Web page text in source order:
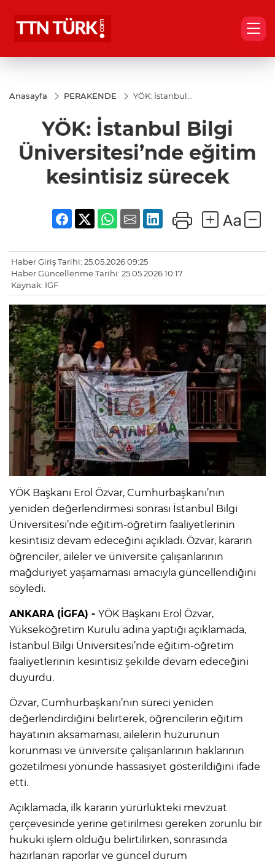
Anasayfa PERAKENDE
YÖK: İstanbul
eğitim
kesintisiz
sürecek
YÖK: İstanbul Bilgi
Üniversitesi’nde eğitim
kesintisiz sürecek
Haber Giriş Tarihi: 25.05.2026 09:25
Haber Güncellenme Tarihi: 25.05.2026 10:17
Kaynak: IGF
YÖK Başkanı Erol Özvar, Cumhurbaşkanı’nın
yeniden değerlendirmesi sonrası İstanbul Bilgi
Üniversitesi’nde eğitim-öğretim faaliyetlerinin
kesintisiz devam edeceğini açıkladı. Özvar, kararın
öğrenciler, aileler ve üniversite çalışanlarının
mağduriyet yaşamaması amacıyla güncellendiğini
söyledi.
ANKARA (İGFA) - YÖK Başkanı Erol Özvar,
Yükseköğretim Kurulu adına yaptığı açıklamada,
İstanbul Bilgi Üniversitesi’nde eğitim-öğretim
faaliyetlerinin kesintisiz şekilde devam edeceğini
duyurdu.
Özvar, Cumhurbaşkanı’nın süreci yeniden
değerlendirdiğini belirterek, öğrencilerin eğitim
hayatının aksamaması, ailelerin huzurunun
korunması ve üniversite çalışanlarının haklarının
gözetilmesi yönünde hassasiyet gösterildiğini ifade
etti.
Açıklamada, ilk kararın yürürlükteki mevzuat
çerçevesinde yerine getirilmesi gereken zorunlu bir
hukuki işlem olduğu belirtilirken, sonrasında
hazırlanan raporlar ve güncel durum